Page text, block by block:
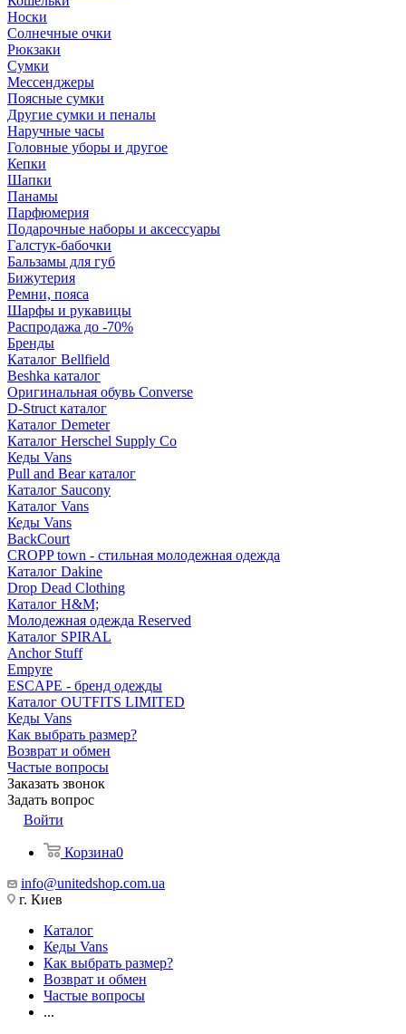
Носки
Солнечные очки
Рюкзаки
Сумки
Мессенджеры
Поясные сумки
Другие сумки и пеналы
Наручные часы
Головные уборы и другое
Кепки
Шапки
Панамы
Парфюмерия
Подарочные наборы и аксессуары
Галстук-бабочки
Бальзамы для губ
Бижутерия
Ремни, пояса
Шарфы и рукавицы
Распродажа до -70%
Бренды
Каталог Bellfield
Beshka каталог
Оригинальная обувь Converse
D-Struct каталог
Каталог Demeter
Каталог Herschel Supply Co
Кеды Vans
Pull and Bear каталог
Каталог Saucony
Каталог Vans
Кеды Vans
BackCourt
CROPP town - стильная молодежная одежда
Каталог Dakine
Drop Dead Clothing
Каталог H&M;
Молодежная одежда Reserved
Каталог SPIRAL
Anchor Stuff
Empyre
ESCAPE - бренд одежды
Каталог OUTFITS LIMITED
Кеды Vans
Как выбрать размер?
Возврат и обмен
Частые вопросы
Заказать звонок
Задать вопрос
Войти
Корзина0
info@unitedshop.com.ua
г. Киев
Каталог
Кеды Vans
Как выбрать размер?
Возврат и обмен
Частые вопросы
...